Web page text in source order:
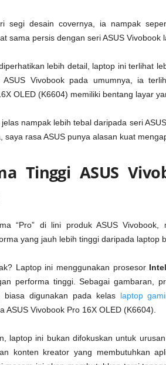
segi desain covernya, ia nampak
sama persis dengan seri ASUS Vivobook
lebih detail, laptop ini terlihat
ASUS Vivobook pada umumnya, ia
OLED (K6604) memiliki bentang layar
nampak lebih tebal daripada seri
saya rasa ASUS punya alasan kuat
Tinggi ASUS
“Pro” di lini produk ASUS
yang jauh lebih tinggi daripada laptop
Laptop ini menggunakan prosesor
performa tinggi. Sebagai gambaran,
biasa digunakan pada kelas laptop
ASUS Vivobook Pro 16X OLED (K6604).
laptop ini bukan difokuskan untuk
konten kreator yang membutuhkan